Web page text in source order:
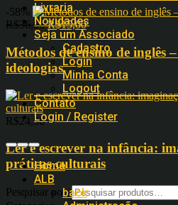
Livraria
Novidades
Seja um Associado
Cadastro
Login
Minha Conta
Logout
Contato
Login / Register
Home
ALB
back
-58%
R$36,00 R$15,00
Métodos de ensino de inglês
ideologias
R$24,50
Ler e escrever na infância:
práticas culturais
Pesquisar por: